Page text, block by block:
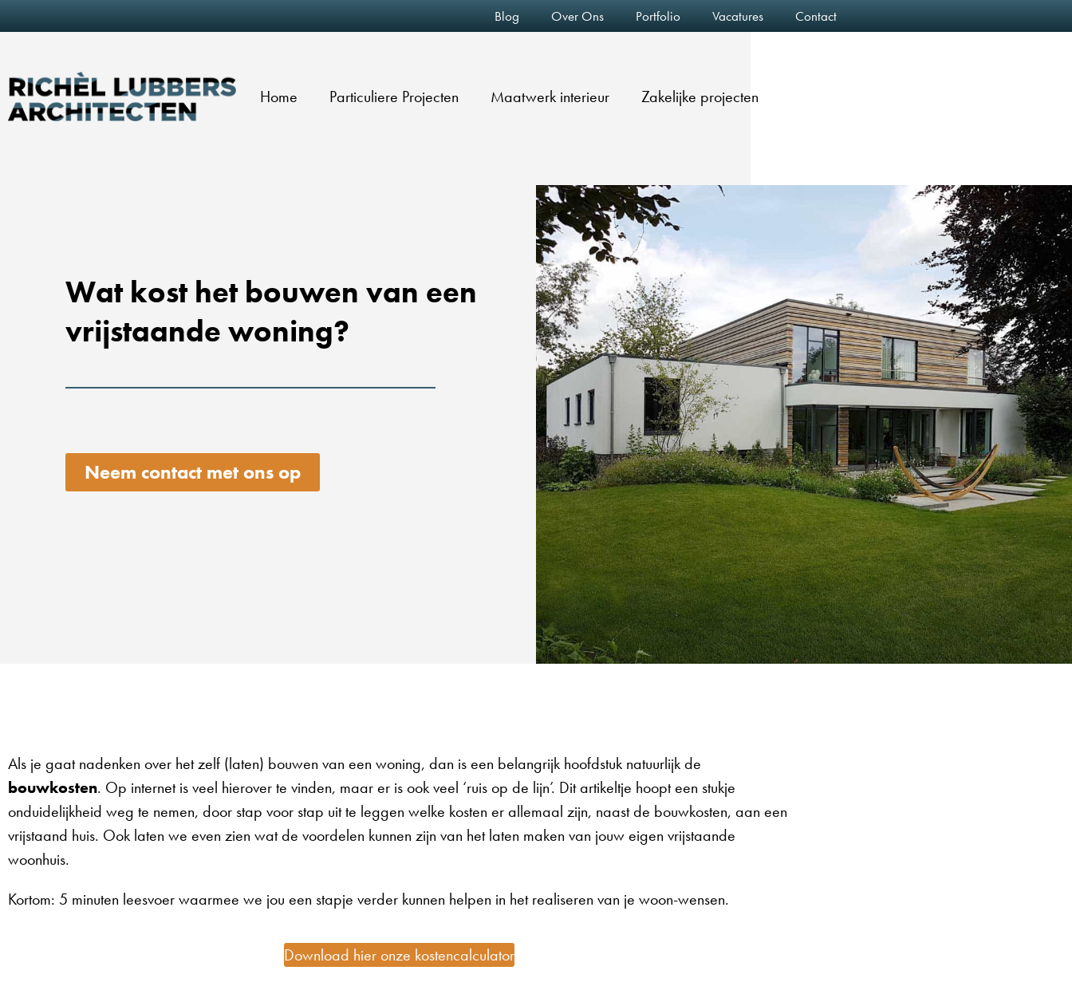
Blog Over Ons Portfolio Vacatures Contact
Home Particuliere Projecten Maatwerk interieur Zakelijke projecten
Wat kost het bouwen van een
vrijstaande woning?
Neem contact met ons op
Als je gaat nadenken over het zelf (laten) bouwen van een woning, dan is een belangrijk hoofdstuk natuurlijk de
bouwkosten. Op internet is veel hierover te vinden, maar er is ook veel ‘ruis op de lijn’. Dit artikeltje hoopt een stukje
onduidelijkheid weg te nemen, door stap voor stap uit te leggen welke kosten er allemaal zijn, naast de bouwkosten, aan een
vrijstaand huis. Ook laten we even zien wat de voordelen kunnen zijn van het laten maken van jouw eigen vrijstaande
woonhuis.
Kortom: 5 minuten leesvoer waarmee we jou een stapje verder kunnen helpen in het realiseren van je woon-wensen.
Download hier onze kostencalculator